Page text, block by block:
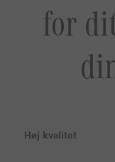
for
Høj kvalitet